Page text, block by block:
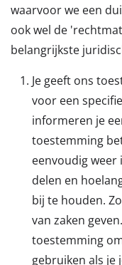
waarvoor we een
ook wel de
belangrijkste
Je geeft ons
voor een
informeren je
toestemming
eenvoudig weer
delen en
bij te houden.
van zaken
toestemming
gebruiken als je